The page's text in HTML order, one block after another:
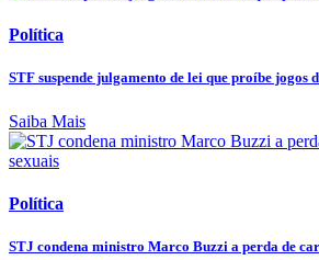
Política
STF suspende julgamento de lei que proíbe jogos
Saiba Mais
Política
STJ condena ministro Marco Buzzi a perda de